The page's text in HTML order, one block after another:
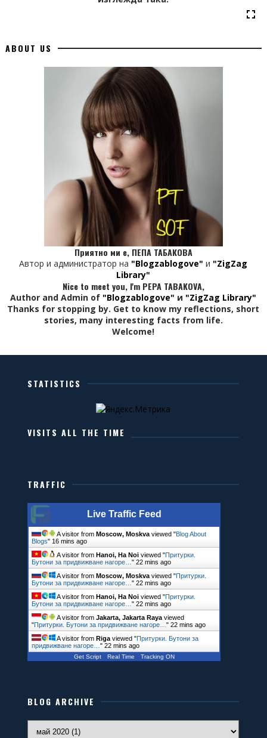
ABOUT US
Приятно ми е, ПЕПА ТАБАКОВА
Автор и администратор на "Blogzablogove" и "ZigZag
Library"
Nice to meet you, I'm PEPA TABAKOVA,
Author and Admin of "Blogzablogove" и "ZigZag Library"
Thanks for stopping by. Get to know my reflections, short
stories, many interesting facts from life.
Welcome!
STATISTICS
VISITS ALL THE TIME
TRAFFIC
Live Traffic Feed
A visitor fromMoscow, Moskva viewed "Blog About
Blogs" 16 mins ago
A visitor fromHanoi, Ha Noi viewed "Притурки.
Бутони за придвижване нагоре…"22 mins ago
A visitor fromMoscow, Moskva viewed "Притурки.
Бутони за придвижване нагоре…"22 mins ago
A visitor fromHanoi, Ha Noi viewed "Притурки.
Бутони за придвижване нагоре…"22 mins ago
A visitor fromJakarta, Jakarta Raya viewed
"Притурки. Бутони за придвижване нагоре…"22 mins ago
A visitor fromRiga viewed "Притурки. Бутони за
придвижване нагоре…"22 mins ago
Get Script Real Time Tracking ON
BLOG ARCHIVE